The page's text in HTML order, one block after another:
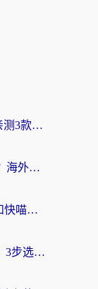
雷神手游和海归好用吗？海外党亲测3款热门回国加速器+番茄加速器深度体验
Malus好用吗？和ChickCN哪个好？海外党亲测：选对回国加速器，追剧游戏不卡顿
海外党实测：斧牛VPN好用吗？和快喵VPN对比哪个回国效果更好？附3款热门加速器深度分析
海外党必看：ExpressVPN怎么样？3步选对回国加速器，无缝刷国内剧玩手游